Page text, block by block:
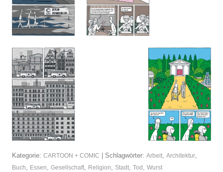
Kategorie: CARTOON + COMIC | Schlagwörter: Arbeit, Architektur,
Buch, Essen, Gesellschaft, Religion, Stadt, Tod , Wurst